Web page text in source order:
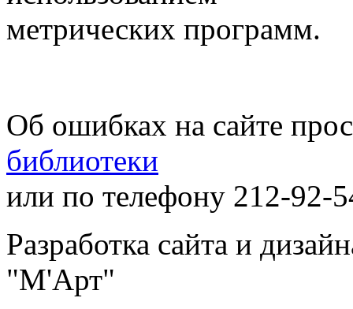
метрических программ.
Об ошибках на сайте
библиотеки
или по телефону 212-92-
Разработка сайта и
"М'Арт"